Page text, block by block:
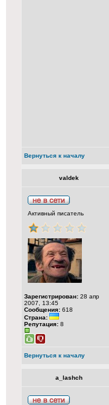
Вернуться к началу
valdek
Активный писатель
Зарегистрирован: 28 апр
2007, 13:45
Сообщения: 618
Страна:
Репутация: 8
Вернуться к началу
a_lashch